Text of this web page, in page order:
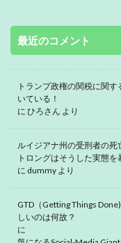
最近のコメント
トランプ政権の関税に関
いている！
に ひろさん より
ルイジアナ州の受刑者の
トロングはそうした実態を
に dummy より
GTD（Getting Things
しいのは何故？
に